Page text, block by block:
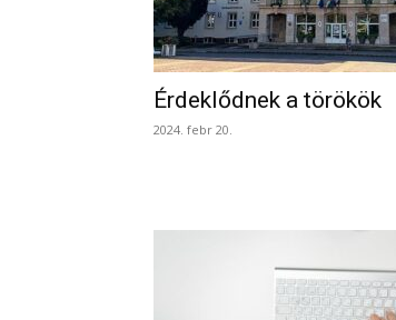
Érdeklődnek a törökök
2024. febr 20.